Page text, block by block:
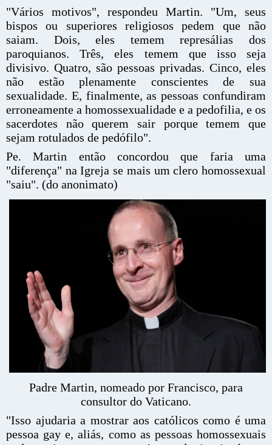
"Vários motivos", respondeu Martin. "Um, seus
bispos ou superiores religiosos pedem que não
saiam. Dois, eles temem represálias dos
paroquianos. Três, eles temem que isso seja
divisivo. Quatro, são pessoas privadas. Cinco, eles
não estão plenamente conscientes de sua
sexualidade. E, finalmente, as pessoas confundiram
erroneamente a homossexualidade e a pedofilia, e os
sacerdotes não querem sair porque temem que
sejam rotulados de pedófilo".
Pe. Martin então concordou que faria uma
"diferença" na Igreja se mais um clero homossexual
"saiu". (do anonimato)
Padre Martin, nomeado por Francisco, para
consultor do Vaticano.
"Isso ajudaria a mostrar aos católicos como é uma
pessoa gay e, aliás, como as pessoas homossexuais